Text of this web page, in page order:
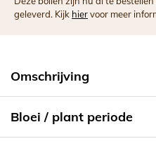
geleverd. Kijk hiervoor meer
Omschrijving
Bloei / plant periode